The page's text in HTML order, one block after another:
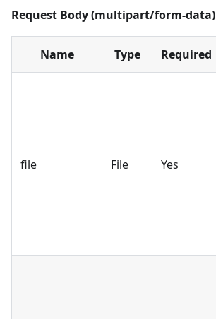
Request Body (multipart/form-data)
Name Type Required
file File Yes